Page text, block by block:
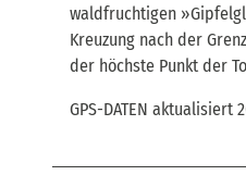
waldfruchtigen
Kreuzung nach der
der höchste Punkt der
GPS-DATEN aktualisiert